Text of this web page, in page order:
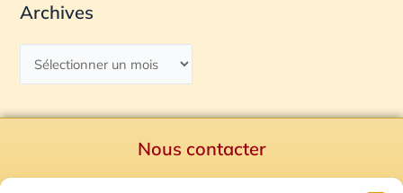
Archives
Nous contacter